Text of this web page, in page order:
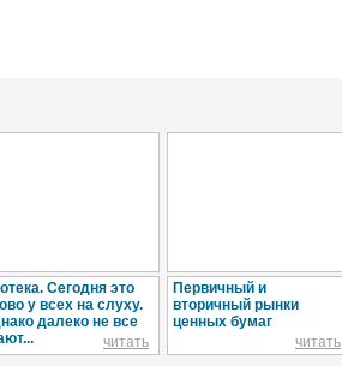
Сегодня это
у всех на слуху.
далеко не все
читать
Первичный и
вторичный рынки
ценных бумаг
читать